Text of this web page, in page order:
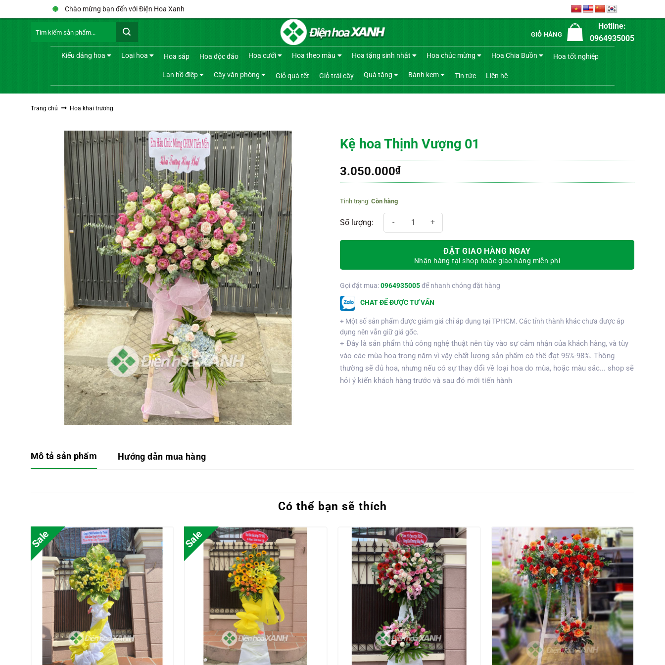
qua
Chào mừng bạn đến với Điện Hoa Xanh
kiếm:
GIỎ HÀNG
Hotline:
0964935005
Kiểu dáng hoa Loại hoa Hoa sáp Hoa độc đáo Hoa cưới Hoa theo màu Hoa tặng sinh nhật Hoa chúc mừng Hoa Chia Buồn Hoa tốt nghiệp
Lan hồ điệp Cây văn phòng Giỏ quà tết Giỏ trái cây Quà tặng Bánh kem Tin tức Liên hệ
Trang chủ Hoa khai trương
Kệ hoa Thịnh Vượng 01
3.050.000₫
Còn hàng
Kệ hoa Thịnh Vượng 01 số lượng
ĐẶT GIAO HÀNG NGAY
Nhận hàng tại shop hoặc giao hàng miễn phí
Gọi đặt mua:0964935005để nhanh chóng đặt hàng
CHAT ĐỂ ĐƯỢC TƯ VẤN
+ Một số sản phẩm được giảm giá chỉ áp dụng tại TPHCM. Các tỉnh thành khác chưa được áp
dụng nên vẫn giữ giá gốc.
+ Đây là sản phẩm thủ công nghệ thuật nên tùy vào sự cảm nhận của khách hàng, và tùy
vào các mùa hoa trong năm vì vậy chất lượng sản phẩm có thể đạt 95%-98%. Thông
thường sẽ đủ hoa, nhưng nếu có sự thay đổi về loại hoa do mùa, hoặc màu sắc... shop sẽ
hỏi ý kiến khách hàng trước và sau đó mới tiến hành
Mô tả sản phẩm Hướng dẫn mua hàng
Có thể bạn sẽ thích
Sale Sale